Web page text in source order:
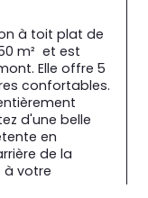
à toit plat de
m²  et est
Elle offre 5
confortables.
d'une belle
en
de la
à votre